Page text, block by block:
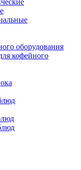
оборудования
кофейного